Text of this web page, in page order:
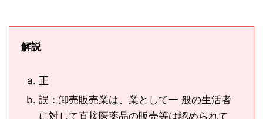
解説
正
誤：卸売販売業は、業として一 般の生活者
に対して直接医薬品の販売等は認められて